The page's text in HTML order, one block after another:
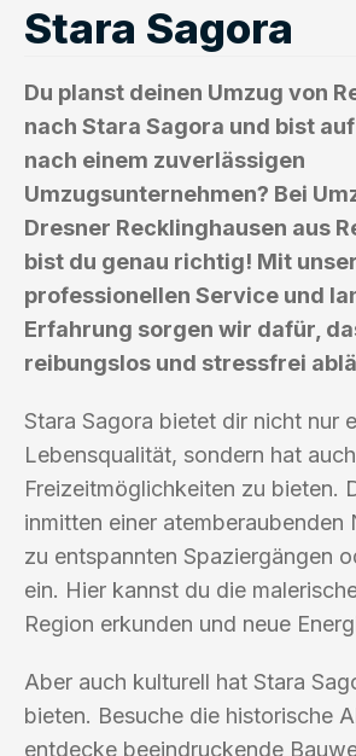
Stara Sagora
Du planst deinen Umzug von
nach Stara Sagora und bist
nach einem zuverlässigen
Umzugsunternehmen? Bei
Dresner Recklinghausen aus
bist du genau richtig! Mit
professionellen Service und
Erfahrung sorgen wir dafür,
reibungslos und stressfrei
Stara Sagora bietet dir nicht nur
Lebensqualität, sondern hat
Freizeitmöglichkeiten zu bieten.
inmitten einer atemberaubenden
zu entspannten Spaziergängen
ein. Hier kannst du die
Region erkunden und neue
Aber auch kulturell hat Stara
bieten. Besuche die historische
entdecke beeindruckende